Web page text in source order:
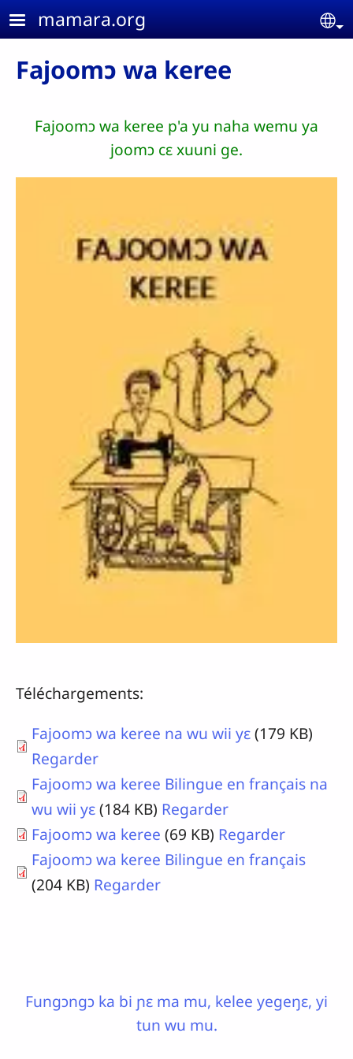
Aller au contenu principal
mamara.org
Fajoomɔ wa keree
Fajoomɔ wa keree p'a yu naha wemu ya
joomɔ cɛ xuuni ge.
Téléchargements:
Fajoomɔ wa keree na wu wii yɛ(179 KB)
Regarder
Fajoomɔ wa keree Bilingue en français na
wu wii yɛ(184 KB) Regarder
Fajoomɔ wa keree (69 KB) Regarder
Fajoomɔ wa keree Bilingue en français
(204 KB) Regarder
Fungɔngɔ ka bi ɲɛ ma mu, kelee yegeŋɛ, yi
tun wu mu.